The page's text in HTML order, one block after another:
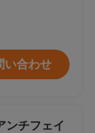
い合わせ
ンチフェイ